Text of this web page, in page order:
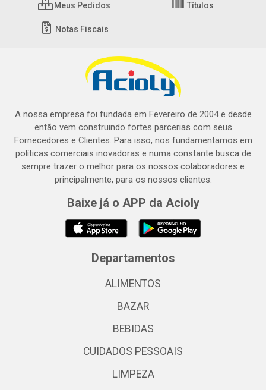
Meus Pedidos Títulos
Notas Fiscais
A nossa empresa foi fundada em Fevereiro de 2004 e desde
então vem construindo fortes parcerias com seus
Fornecedores e Clientes. Para isso, nos fundamentamos em
políticas comerciais inovadoras e numa constante busca de
sempre trazer o melhor para os nossos colaboradores e
principalmente, para os nossos clientes.
Baixe já o APP da Acioly
Departamentos
ALIMENTOS
BAZAR
BEBIDAS
CUIDADOS PESSOAIS
LIMPEZA